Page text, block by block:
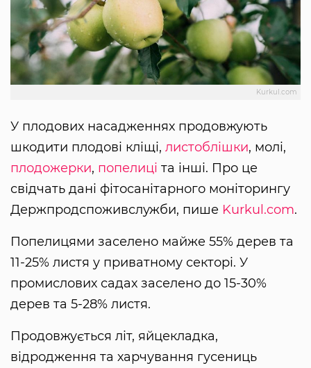
Kurkul.com
У плодових насадженнях продовжують
шкодити плодові кліщі, листоблішки, молі,
плодожерки, попелиці та інші. Про це
свідчать дані фітосанітарного моніторингу
Держпродспоживслужби, пише Kurkul.com.
Попелицями заселено майже 55% дерев та
11-25% листя у приватному секторі. У
промислових садах заселено до 15-30%
дерев та 5-28% листя.
Продовжується літ, яйцекладка,
відродження та харчування гусениць